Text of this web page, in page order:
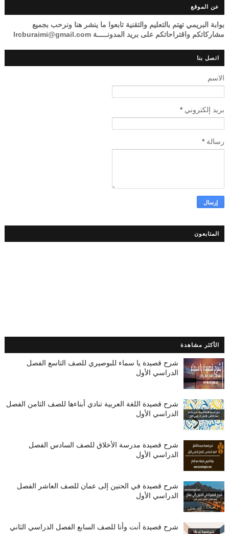
عن الموقع
بوابة البريمي تهتم بالتعليم والتقنية تابعوا ما ينشر هنا ونرحب بجميع
مشاركاتكم واقتراحاتكم على بريد المدونـــــة lrcburaimi@gmail.com
اتصل بنا
الاسم
بريد إلكتروني*
رسالة*
المتابعون
الأكثر مشاهدة
شرح قصيدة يا سماء للبوصيري للصف التاسع الفصل
الدراسي الأول
شرح قصيدة اللغة العربية تنادي أبناءها للصف الثامن الفصل
الدراسي الأول
شرح قصيدة مدرسة الأخلاق للصف السادس الفصل
الدراسي الأول
شرح قصيدة في الحنين إلى عمان للصف العاشر الفصل
الدراسي الأول
شرح قصيدة أنت وأنا للصف السابع الفصل الدراسي الثاني